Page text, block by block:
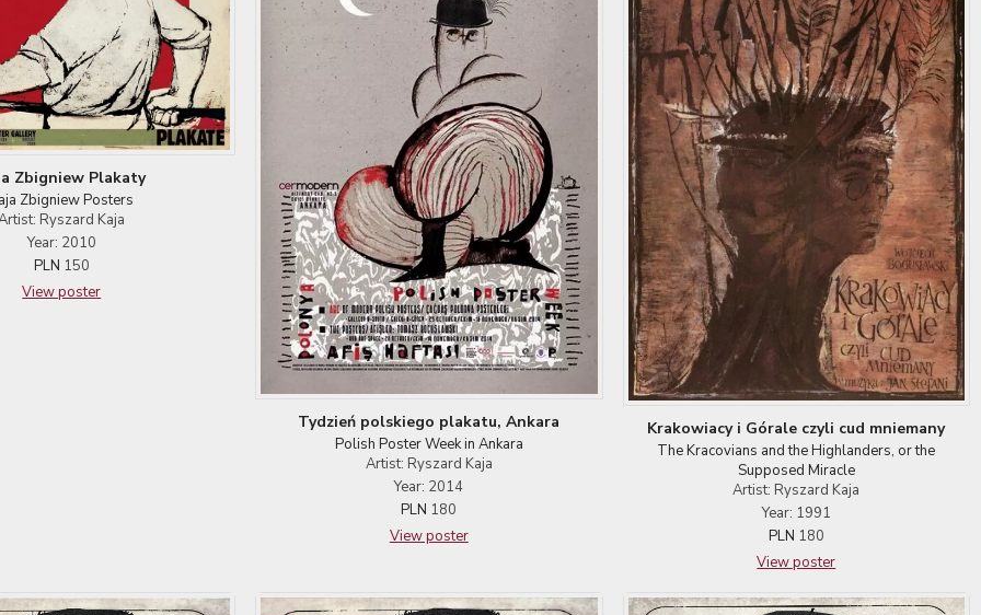
Zbigniew Plakaty
Zbigniew Posters
Ryszard Kaja
Year: 2010
PLN 150
View poster
Tydzień polskiego plakatu, Ankara
Polish Poster Week in Ankara
Artist: Ryszard Kaja
Year: 2014
PLN 180
View poster
Krakowiacy i Górale czyli cud mniemany
The Kracovians and the Highlanders, or the
Supposed Miracle
Artist: Ryszard Kaja
Year: 1991
PLN 180
View poster